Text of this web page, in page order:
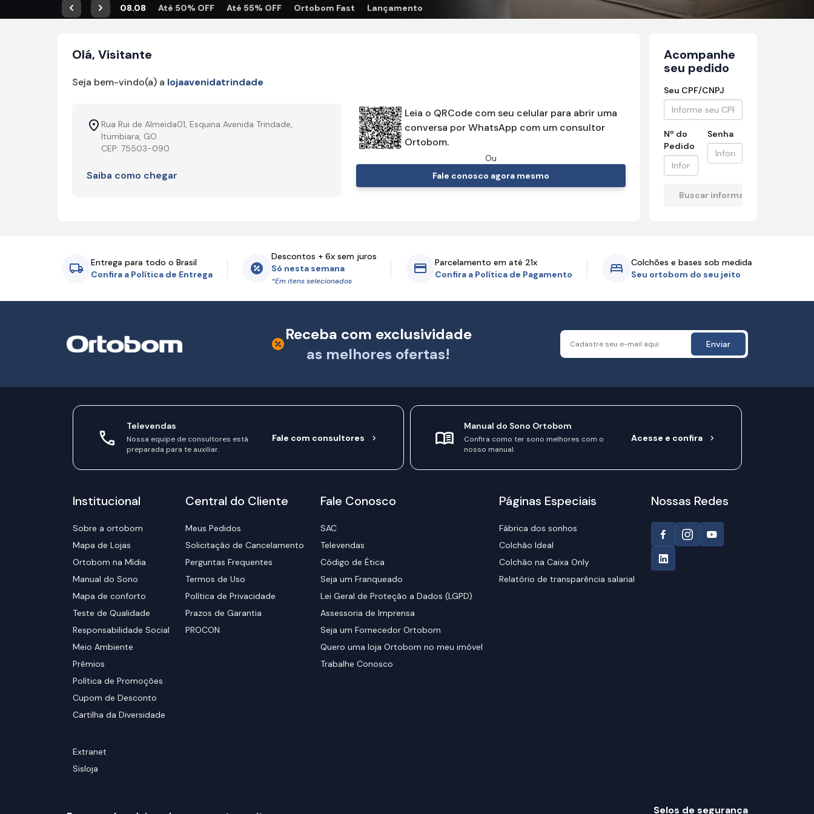
AnteriorPróximo
08.08 Até 50% OFF Até 55% OFF Ortobom Fast Lançamento
Olá, Visitante
Seja bem-vindo(a) a lojaavenidatrindade
Rua Rui de Almeida01, Esquina Avenida Trindade,
Itumbiara, GO
CEP: 75503-090
Saiba como chegar
Leia o QRCode com seu celular para abrir uma
conversa por WhatsApp com um consultor
Ortobom.
Ou
Fale conosco agora mesmo
Acompanhe
seu pedido
Seu CPF/CNPJ
Nº do
Pedido
Senha
Entrega para todo o Brasil
Confira a Política de Entrega
Descontos + 6x sem juros
Só nesta semana
*Em itens selecionados
Parcelamento em até 21x
Confira a Política de Pagamento
Colchões e bases sob medida
Seu ortobom do seu jeito
Receba com exclusividade
as melhores ofertas!
Enviar
Televendas
Nossa equipe de consultores está
preparada para te auxiliar.
Fale com consultores
Manual do Sono Ortobom
Confira como ter sono melhores com o
nosso manual.
Acesse e confira
Institucional
Sobre a ortobom
Mapa de Lojas
Ortobom na Mídia
Manual do Sono
Mapa de conforto
Teste de Qualidade
Responsabilidade Social
Meio Ambiente
Prêmios
Política de Promoções
Cupom de Desconto
Cartilha da Diversidade
Extranet
Sisloja
Central do Cliente
Meus Pedidos
Solicitação de Cancelamento
Perguntas Frequentes
Termos de Uso
Política de Privacidade
Prazos de Garantia
PROCON
Fale Conosco
SAC
Televendas
Código de Ética
Seja um Franqueado
Lei Geral de Proteção a Dados (LGPD)
Assessoria de Imprensa
Seja um Fornecedor Ortobom
Quero uma loja Ortobom no meu imóvel
Trabalhe Conosco
Páginas Especiais
Fábrica dos sonhos
Colchão Ideal
Colchão na Caixa Only
Relatório de transparência salarial
Nossas Redes
Selos de segurança